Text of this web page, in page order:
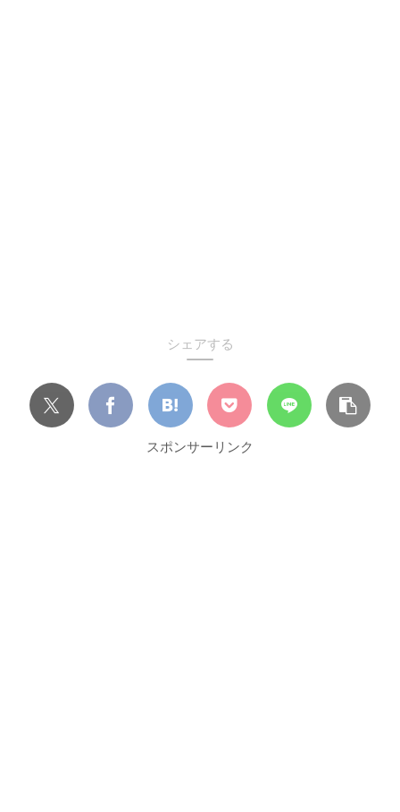
シェアする
スポンサーリンク